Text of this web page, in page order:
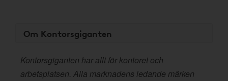
Om Kontorsgiganten
Kontorsgiganten har allt för kontoret och
arbetsplatsen. Alla marknadens ledande märken